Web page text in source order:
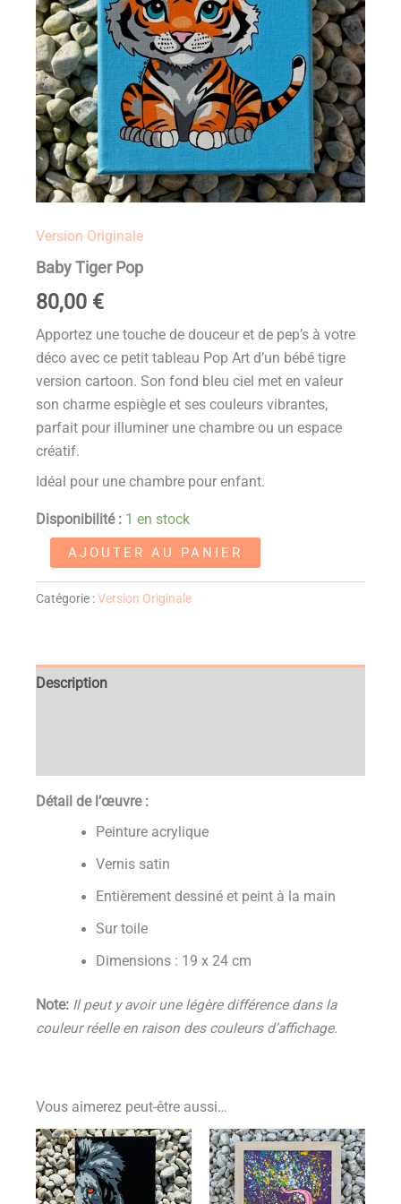
Version Originale
Baby Tiger Pop
80,00 €
Apportez une touche de douceur et de pep’s à votre
déco avec ce petit tableau Pop Art d’un bébé tigre
version cartoon. Son fond bleu ciel met en valeur
son charme espiègle et ses couleurs vibrantes,
parfait pour illuminer une chambre ou un espace
créatif.
Idéal pour une chambre pour enfant.
Disponibilité : 1 en stock
AJOUTER AU PANIER
Catégorie :Version Originale
Description
Détail de l’œuvre :
Peinture acrylique
Vernis satin
Entièrement dessiné et peint à la main
Sur toile
Dimensions : 19 x 24 cm
Note: Il peut y avoir une légère différence dans la
couleur réelle en raison des couleurs d’affichage.
Vous aimerez peut-être aussi…